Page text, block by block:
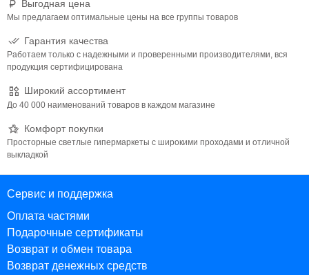
каркас. Толщина стенок полотна: 0,52 см. Объем - 8592 литров
при наполнении на 90%. Диаметр отверстия для подключения
дома. Вес - 40,8 кг
Выгодная цена
Мы предлагаем оптимальные цены на все группы товаров
Гарантия качества
Работаем только с надежными и проверенными производителями, вся
продукция сертифицирована
Широкий ассортимент
До 40 000 наименований товаров в каждом магазине
Комфорт покупки
Просторные светлые гипермаркеты с широкими проходами и отличной
выкладкой
Сервис и поддержка
Оплата частями
Подарочные сертификаты
Возврат и обмен товара
Возврат денежных средств